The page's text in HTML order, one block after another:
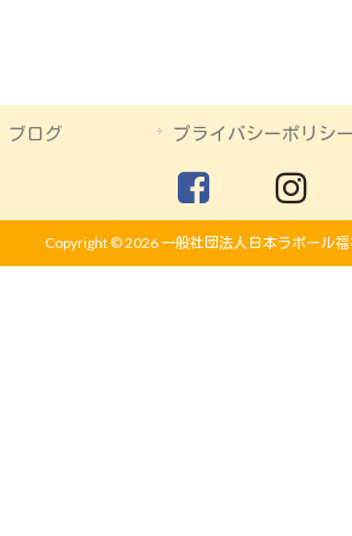
ブログ プライバシーポリシー
Copyright © 2026 一般社団法人日本ラポール